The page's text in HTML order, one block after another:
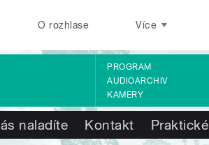
O rozhlase Více
PROGRAM
AUDIOARCHIV
KAMERY
naladíte Kontakt Praktické